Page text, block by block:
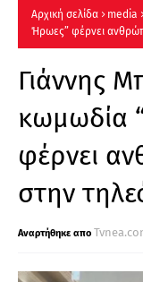
Αρχική σελίδα media
Ήρωες” φέρνει
Γιάννης
κωμωδία
φέρνει
στην